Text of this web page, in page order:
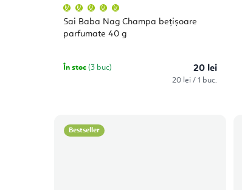
Sai Baba Nag Champa bețișoare
parfumate 40 g
a
produsului
este
5,0
20 lei
Evaluare
20 lei / 1 buc.
În stoc (3 buc)
Bestseller